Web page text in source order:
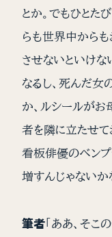
とか。でもひとた
らも世界中から
させないといけな
なるし、死んだ女
か、ルシールがお
者を隣に立たせて
看板俳優のベンプ
増すんじゃないか
筆者「ああ、そ